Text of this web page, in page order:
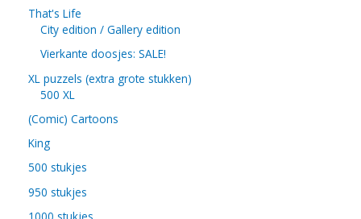
That's Life
City edition / Gallery edition
Vierkante doosjes: SALE!
XL puzzels (extra grote stukken)
500 XL
(Comic) Cartoons
King
500 stukjes
950 stukjes